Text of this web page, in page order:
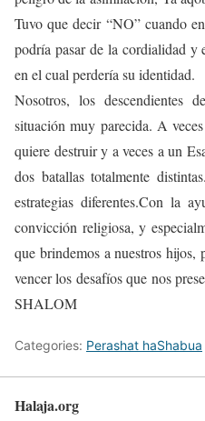
Tuvo que decir “NO” cuando
podría pasar de la cordialidad y
en el cual perdería su identidad.
Nosotros, los descendientes
situación muy parecida. A
quiere destruir y a veces a un
dos batallas totalmente
estrategias diferentes.Con la
convicción religiosa, y
que brindemos a nuestros hijos,
vencer los desafíos que nos
SHALOM
Categories: Perashat haShabua
Halaja.org